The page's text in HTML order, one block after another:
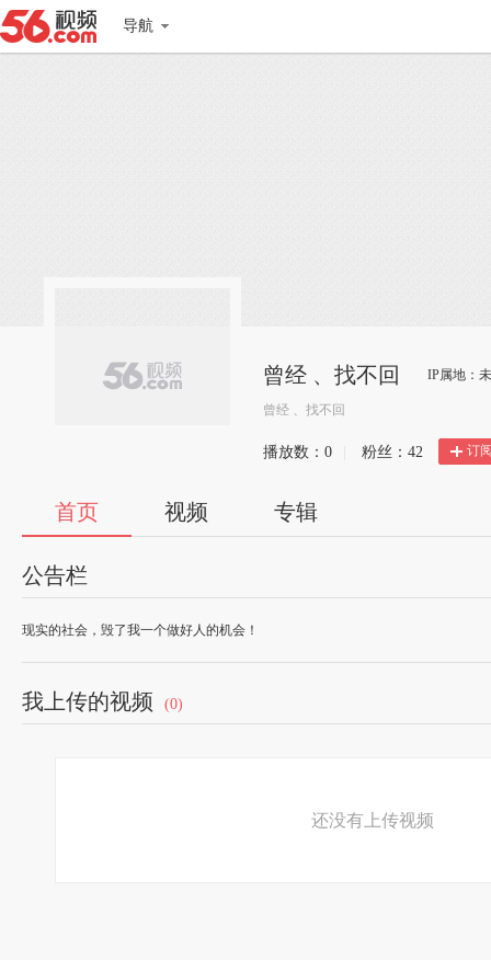
导航
曾经 、找不回 IP属地：
曾经 、找不回
播放数： 0 粉丝： 42 订
首页 视频 专辑
公告栏
现实的社会，毁了我一个做好人的机会！
我上传的视频 (0)
还没有上传视频